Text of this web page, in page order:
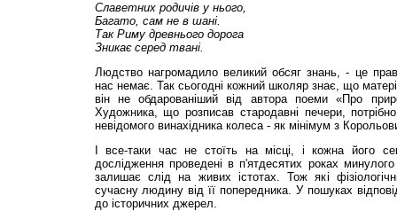
Славетних родичів у нього,
Багато, сам не в шані.
Так Риму древнього дорога
Зникає серед твані.
Людство нагромадило великий обсяг знань, - це
нас немає. Так сьогодні кожний школяр знає, що
він не обдарованіший від автора поеми «Про
Художника, що розписав стародавні печери,
невідомого винахідника колеса - як мінімум з
І все-таки час не стоїть на місці, і кожна його
дослідження проведені в п'ятдесятих роках минулого
залишає слід на живих істотах. Тож які
сучасну людину від її попередника. У пошуках
до історичних джерел.